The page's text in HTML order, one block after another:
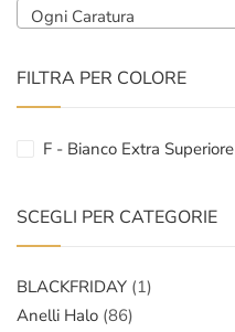
Ogni Caratura
FILTRA PER COLORE
F - Bianco Extra Superiore
SCEGLI PER CATEGORIE
BLACKFRIDAY (1)
Anelli Halo (86)